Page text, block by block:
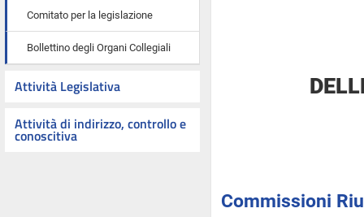
Comitato per la legislazione
Bollettino degli Organi Collegiali
Attività Legislativa
Attività di indirizzo, controllo e
conoscitiva
Commissioni